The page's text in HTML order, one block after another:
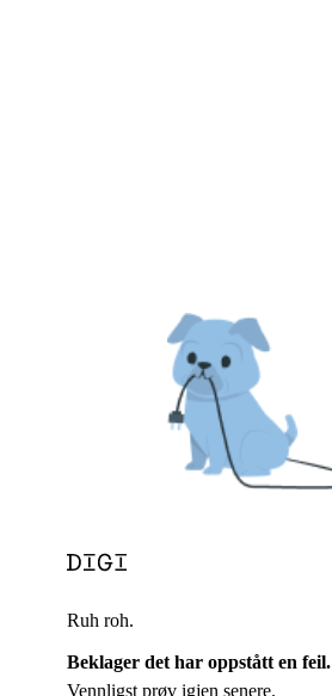
Ruh roh.
Beklager det har oppstått en feil.
Vennligst prøv igjen senere.